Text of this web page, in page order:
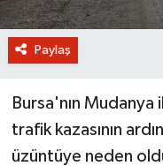
Paylaş
Bursa'nın
trafik kazasının
üzüntüye neden